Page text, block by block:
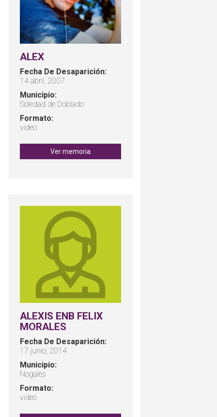
ALEX
Fecha De Desaparición:
14 abril, 2007
Municipio:
Soledad de Doblado
Formato:
video
Ver memoria
ALEXIS ENB FELIX
MORALES
Fecha De Desaparición:
17 junio, 2014
Municipio:
Nogales
Formato:
video